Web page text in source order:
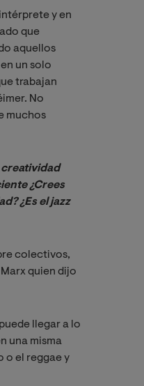
y en
que
aquellos
un solo
trabajan
No
muchos
creatividad
¿Crees
¿Es el jazz
colectivos,
quien dijo
llegar a lo
una misma
o el reggae y